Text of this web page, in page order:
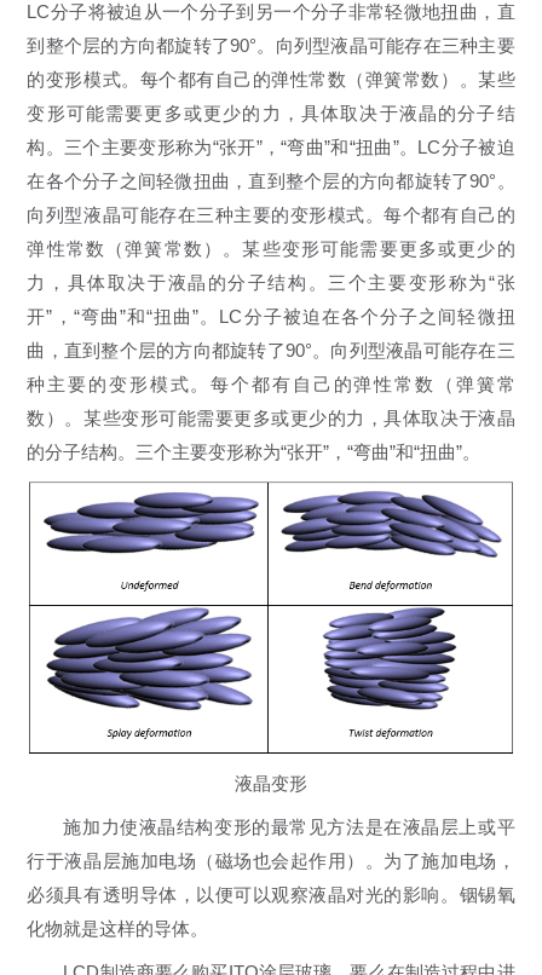
LC分子将被迫从一个分子到另一个分子非常轻微地扭曲，直
到整个层的方向都旋转了90°。向列型液晶可能存在三种主要
的变形模式。每个都有自己的弹性常数（弹簧常数）。某些
变形可能需要更多或更少的力，具体取决于液晶的分子结
构。三个主要变形称为“张开”，“弯曲”和“扭曲”。LC分子被迫
在各个分子之间轻微扭曲，直到整个层的方向都旋转了90°。
向列型液晶可能存在三种主要的变形模式。每个都有自己的
弹性常数（弹簧常数）。某些变形可能需要更多或更少的
力，具体取决于液晶的分子结构。三个主要变形称为“张
开”，“弯曲”和“扭曲”。LC分子被迫在各个分子之间轻微扭
曲，直到整个层的方向都旋转了90°。向列型液晶可能存在三
种主要的变形模式。每个都有自己的弹性常数（弹簧常
数）。某些变形可能需要更多或更少的力，具体取决于液晶
的分子结构。三个主要变形称为“张开”，“弯曲”和“扭曲”。
液晶变形
施加力使液晶结构变形的最常见方法是在液晶层上或平
行于液晶层施加电场（磁场也会起作用）。为了施加电场，
必须具有透明导体，以便可以观察液晶对光的影响。铟锡氧
化物就是这样的导体。